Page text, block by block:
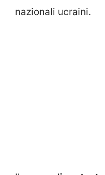
nazionali ucraini.